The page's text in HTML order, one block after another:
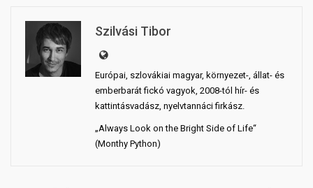
Szilvási Tibor
Európai, szlovákiai magyar, környezet-, állat- és
emberbarát fickó vagyok, 2008-tól hír- és
kattintásvadász, nyelvtannáci firkász.
„Always Look on the Bright Side of Life“
(Monthy Python)